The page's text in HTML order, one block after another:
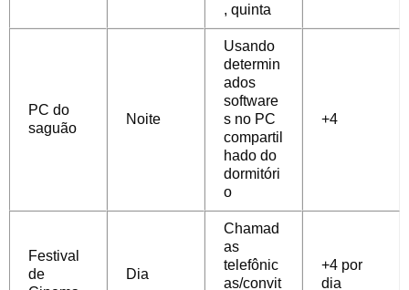
, quinta
PC do
saguão
Noite
Usando
determin
ados
software
s no PC
compartil
hado do
dormitóri
o
+4
Festival
de
Dia
Chamad
as
telefônic
as/convit
+4 por
dia